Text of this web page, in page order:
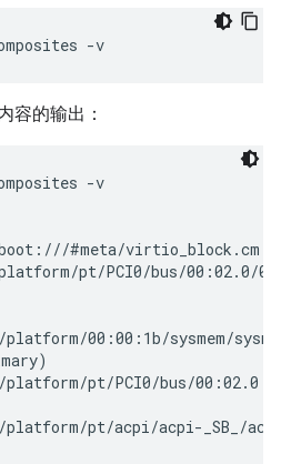
-v
容的输出：
-v
#meta/virtio_block.cm
pt/PCI0/bus/00:02.0/
platform/00:00:1b/sysmem/
pt/PCI0/bus/00:02.0
pt/acpi/acpi-_SB_/